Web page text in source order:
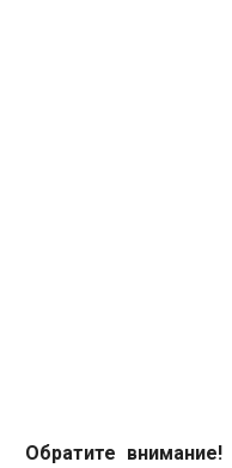
Обратите внимание!